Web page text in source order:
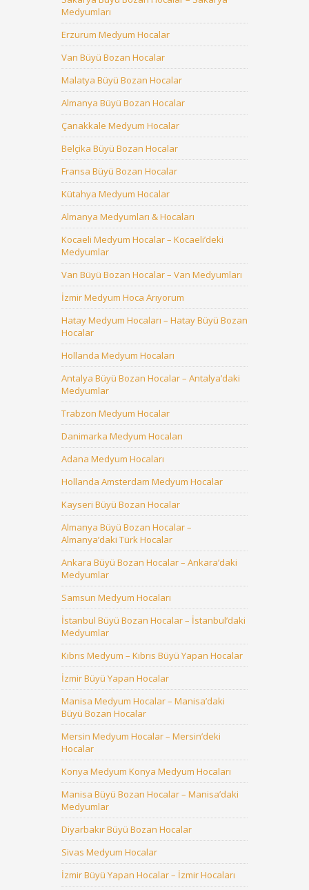
Medyumları
Erzurum Medyum Hocalar
Van Büyü Bozan Hocalar
Malatya Büyü Bozan Hocalar
Almanya Büyü Bozan Hocalar
Çanakkale Medyum Hocalar
Belçika Büyü Bozan Hocalar
Fransa Büyü Bozan Hocalar
Kütahya Medyum Hocalar
Almanya Medyumları & Hocaları
Kocaeli Medyum Hocalar – Kocaeli’deki
Medyumlar
Van Büyü Bozan Hocalar – Van Medyumları
İzmir Medyum Hoca Arıyorum
Hatay Medyum Hocaları – Hatay Büyü Bozan
Hocalar
Hollanda Medyum Hocaları
Antalya Büyü Bozan Hocalar – Antalya’daki
Medyumlar
Trabzon Medyum Hocalar
Danimarka Medyum Hocaları
Adana Medyum Hocaları
Hollanda Amsterdam Medyum Hocalar
Kayseri Büyü Bozan Hocalar
Almanya Büyü Bozan Hocalar –
Almanya’daki Türk Hocalar
Ankara Büyü Bozan Hocalar – Ankara’daki
Medyumlar
Samsun Medyum Hocaları
İstanbul Büyü Bozan Hocalar – İstanbul’daki
Medyumlar
Kıbrıs Medyum – Kıbrıs Büyü Yapan Hocalar
İzmir Büyü Yapan Hocalar
Manisa Medyum Hocalar – Manisa’daki
Büyü Bozan Hocalar
Mersin Medyum Hocalar – Mersin’deki
Hocalar
Konya Medyum Konya Medyum Hocaları
Manisa Büyü Bozan Hocalar – Manisa’daki
Medyumlar
Diyarbakır Büyü Bozan Hocalar
Sivas Medyum Hocalar
İzmir Büyü Yapan Hocalar – İzmir Hocaları